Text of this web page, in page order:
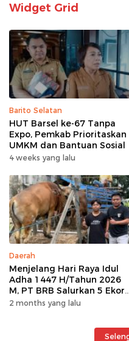
Widget Grid
Barito Selatan
HUT Barsel ke-67 Tanpa
Expo, Pemkab Prioritaskan
UMKM dan Bantuan Sosial
4 weeks yang lalu
Daerah
Menjelang Hari Raya Idul
Adha 1447 H/Tahun 2026
M, PT BRB Salurkan 5 Ekor
Hewan Kurban Kepada
2 months yang lalu